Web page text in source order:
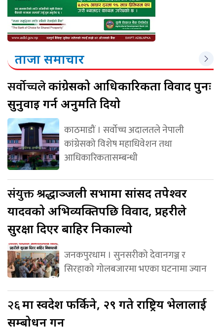
ताजा समाचार
सर्वोच्चलेकांग्रेसको आधिकारिकता विवाद पुनः
सुनुवाइ गर्न अनुमति दियो
काठमाडौं । सर्वोच्च अदालतले नेपाली
कांग्रेसको विशेष महाधिवेशन तथा
आधिकारिकतासम्बन्धी
संयुक्तश्रद्धाञ्जली सभामा सांसद तपेश्वर
यादवको अभिव्यक्तिपछि विवाद, प्रहरीले
सुरक्षा दिएर बाहिर निकाल्यो
जनकपुरधाम । सुनसरीको देवानगञ्ज र
सिरहाको गोलबजारमा भएका घटनामा ज्यान
२६मा स्वदेश फर्किने, २९ गते राष्ट्रिय भेलालाई
सम्बोधन गर्ने